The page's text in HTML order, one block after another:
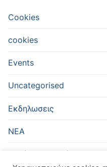
Cookies
cookies
Events
Uncategorised
Εκδηλωσεις
ΝΕΑ
Χωρίς κατηγορία